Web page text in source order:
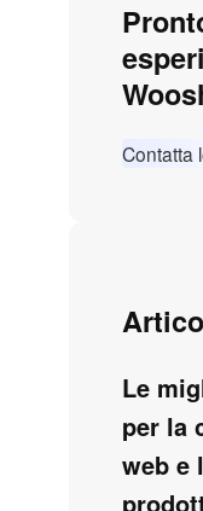
Contatta
Le
per la
web e